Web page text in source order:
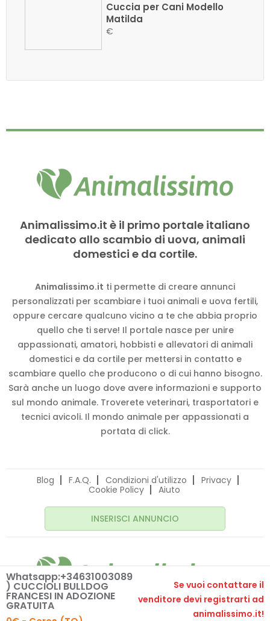
Cuccia per Cani Modello
Matilda
€
Whatsapp:+34631003089
) CUCCIOLI BULLDOG
FRANCESI IN ADOZIONE
GRATUITA
Se vuoi contattare il
venditore devi registrarti ad
animalissimo.it!
Animalissimo.it è il primo portale italiano
dedicato allo scambio di uova, animali
domestici e da cortile.
Animalissimo.it ti permette di creare annunci
personalizzati per scambiare i tuoi animali e uova fertili,
oppure cercare qualcuno vicino a te che abbia proprio
quello che ti serve! Il portale nasce per unire
appassionati, amatori, hobbisti e allevatori di animali
domestici e da cortile per mettersi in contatto e
scambiare quello che producono o di cui hanno bisogno.
Sarà anche un luogo dove avere informazioni e supporto
sul mondo animale. Troverete veterinari, trasportatori e
tecnici avicoli. Il mondo animale per appassionati a
portata di click.
Blog F.A.Q. Condizioni d'utilizzo
Privacy
Cookie Policy
Aiuto
INSERISCI ANNUNCIO
© 2020 Animalissimo.it - P.IVA 04582550275
Made with
comunicafacile.eu